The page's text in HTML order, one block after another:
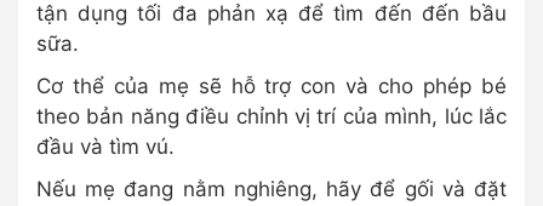
tận dụng tối đa phản xạ để tìm đến đến bầu
sữa.
Cơ thể của mẹ sẽ hỗ trợ con và cho phép bé
theo bản năng điều chỉnh vị trí của mình, lúc lắc
đầu và tìm vú.
Nếu mẹ đang nằm nghiêng, hãy để gối và đặt